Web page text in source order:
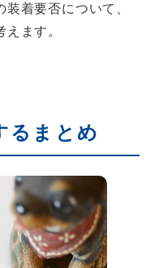
着要否について、
ます。
るまとめ